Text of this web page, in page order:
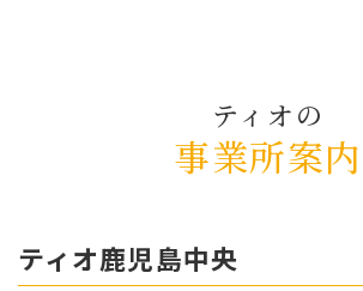
ティオの
事業所案内
ティオ⿅児島中央